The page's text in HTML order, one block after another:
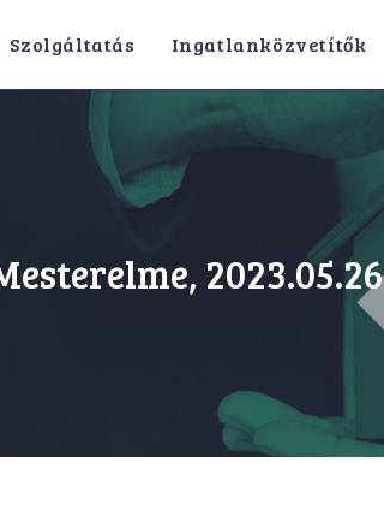
Szolgáltatás Ingatlanközvetítők
2023.05.26